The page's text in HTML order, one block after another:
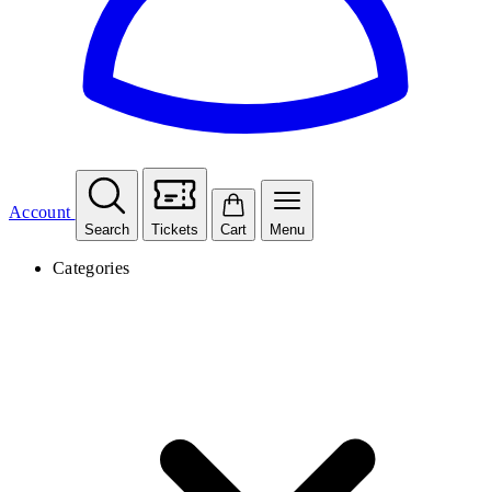
Account
Search Tickets Cart Menu
Categories